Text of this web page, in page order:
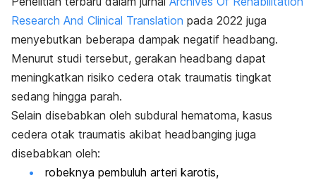
Research And Clinical Translation pada 2022 juga
menyebutkan beberapa dampak negatif headbang.
Menurut studi tersebut, gerakan headbang dapat
meningkatkan risiko cedera otak traumatis tingkat
sedang hingga parah.
Selain disebabkan oleh subdural hematoma, kasus
cedera otak traumatis akibat headbanging juga
disebabkan oleh:
robeknya pembuluh arteri karotis,